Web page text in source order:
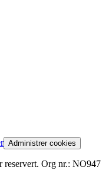
Administrer cookies
Org nr.: NO947